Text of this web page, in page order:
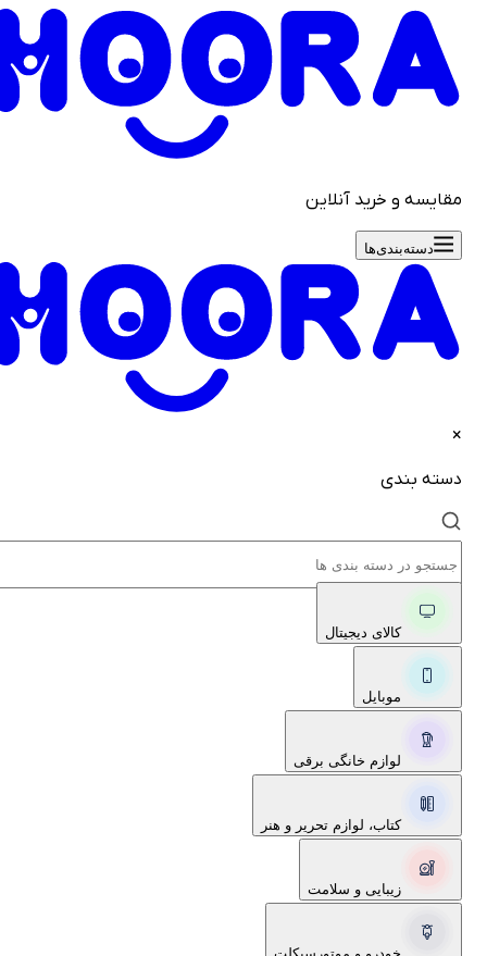
و خرید آنلاین
دسته‌بندی‌ها
بندی
کالای دیجیتال
موبایل
لوازم خانگی برقی
کتاب، لوازم تحریر و هنر
زیبایی و سلامت